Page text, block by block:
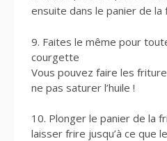
ensuite dans le panier de la
9. Faites le même pour
courgette
Vous pouvez faire les
ne pas saturer l’huile !
10. Plonger le panier de la
laisser frire jusqu’à ce que